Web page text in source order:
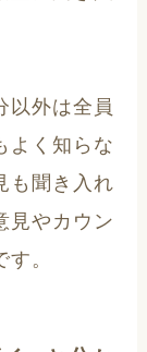
以外は全員
よく知らな
も聞き入れ
見やカウン
。